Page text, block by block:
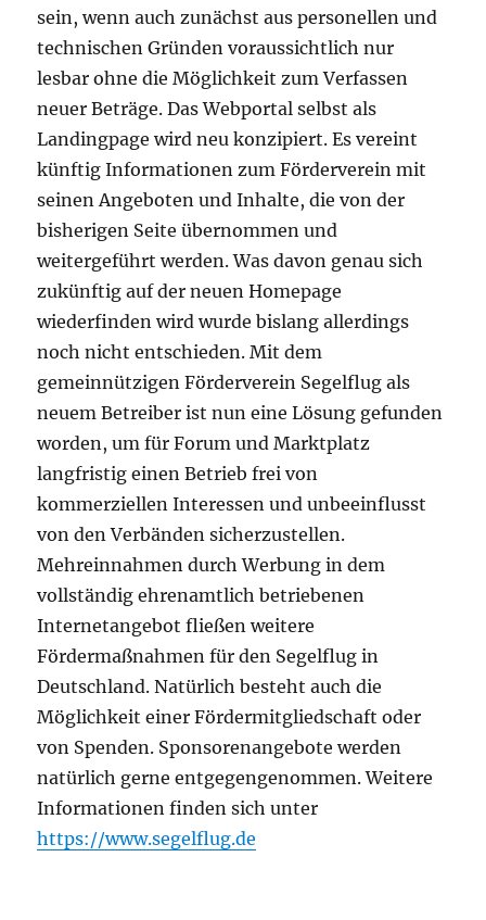
sein, wenn auch zunächst aus personellen und
technischen Gründen voraussichtlich nur
lesbar ohne die Möglichkeit zum Verfassen
neuer Beträge. Das Webportal selbst als
Landingpage wird neu konzipiert. Es vereint
künftig Informationen zum Förderverein mit
seinen Angeboten und Inhalte, die von der
bisherigen Seite übernommen und
weitergeführt werden. Was davon genau sich
zukünftig auf der neuen Homepage
wiederfinden wird wurde bislang allerdings
noch nicht entschieden. Mit dem
gemeinnützigen Förderverein Segelflug als
neuem Betreiber ist nun eine Lösung gefunden
worden, um für Forum und Marktplatz
langfristig einen Betrieb frei von
kommerziellen Interessen und unbeeinflusst
von den Verbänden sicherzustellen.
Mehreinnahmen durch Werbung in dem
vollständig ehrenamtlich betriebenen
Internetangebot fließen weitere
Fördermaßnahmen für den Segelflug in
Deutschland. Natürlich besteht auch die
Möglichkeit einer Fördermitgliedschaft oder
von Spenden. Sponsorenangebote werden
natürlich gerne entgegengenommen. Weitere
Informationen finden sich unter
https://www.segelflug.de